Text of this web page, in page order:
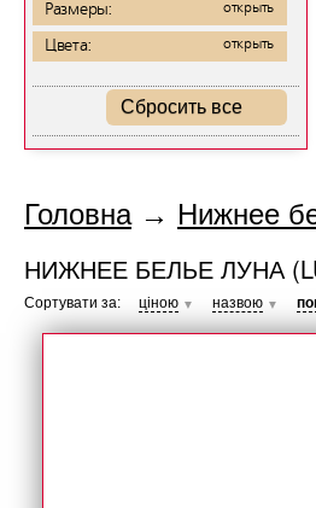
Размеры: открыть
Цвета: открыть
Сбросить все
Головна→ Нижнее
НИЖНЕЕ БЕЛЬЕ ЛУНА
Сортувати за: ціною ▼ назвою ▼